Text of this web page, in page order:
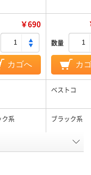
￥690
カゴへ
数量
カ
ベストコ
ク系 ブラック系